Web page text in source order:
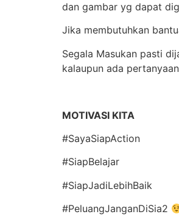
dan gambar yg dapat
Jika membutuhkan
Segala Masukan pasti
kalaupun ada
MOTIVASI KITA
#SayaSiapAction
#SiapBelajar
#SiapJadiLebihBaik
#PeluangJanganDiSia2